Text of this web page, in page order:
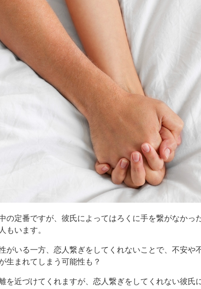
の定番ですが、彼氏によってはろくに手を繋がなかっ
もいます。
がいる一方、恋人繋ぎをしてくれないことで、不安や
生まれてしまう可能性も？
を近づけてくれますが、恋人繋ぎをしてくれない彼氏